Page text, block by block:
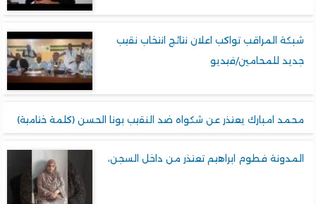
شبكة المراقب تواكب اعلان نتائج انتخاب نقيب
جديد للمحامين/فيديو
محمد امبارك يعتذر عن شكواه ضد النقيب بونا الحسن (كلمة ختامية)
المدونة فطوم ابراهيم تعتذر من داخل السجن،